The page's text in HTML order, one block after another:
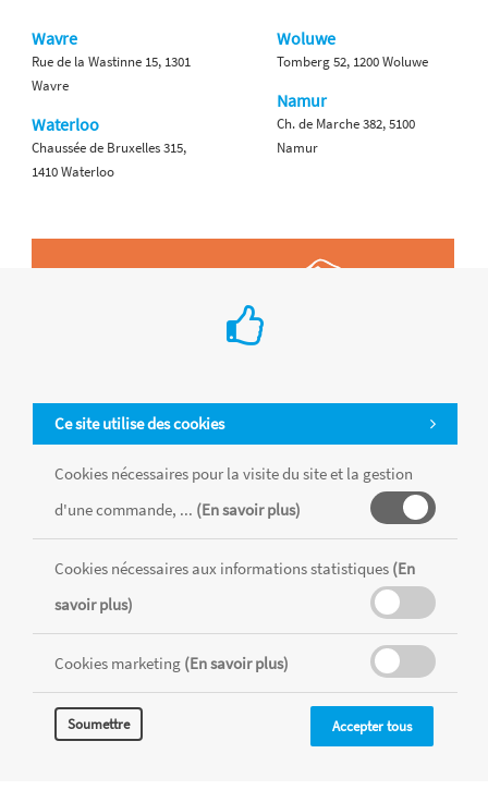
Ce site utilise des cookies
Cookies nécessaires pour la visite du site et la gestion
d'une commande, ... (En savoir plus)
Cookies nécessaires aux informations statistiques (En
savoir plus)
Cookies marketing (En savoir plus)
Soumettre Accepter tous
Wavre
Rue de la Wastinne 15, 1301
Wavre
Waterloo
Chaussée de Bruxelles 315,
1410 Waterloo
Woluwe
Tomberg 52, 1200 Woluwe
Namur
Ch. de Marche 382, 5100
Namur
Tous les produits sont vendus dans la limite des stocks disponibles de